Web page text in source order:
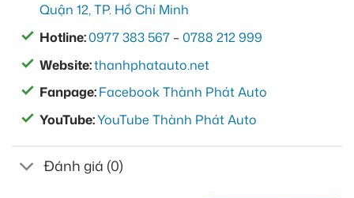
Quận 12, TP. Hồ Chí Minh
Hotline:0977 383 567 –0788 212 999
Website:thanhphatauto.net
Fanpage:Facebook Thành Phát Auto
YouTube:YouTube Thành Phát Auto
Đánh giá (0)